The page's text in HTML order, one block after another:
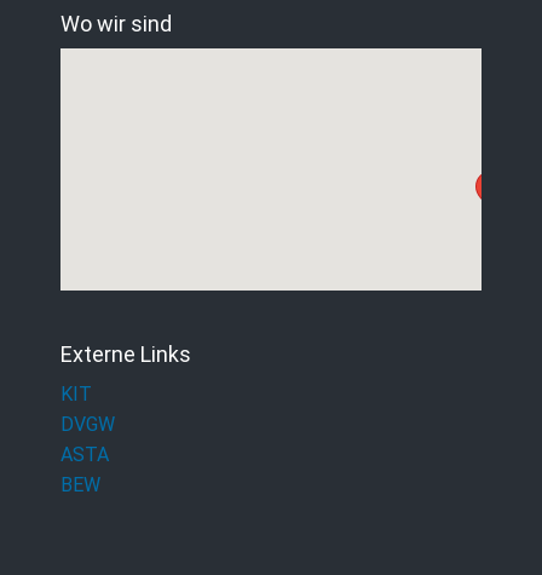
Wo wir sind
Externe Links
KIT
DVGW
ASTA
BEW